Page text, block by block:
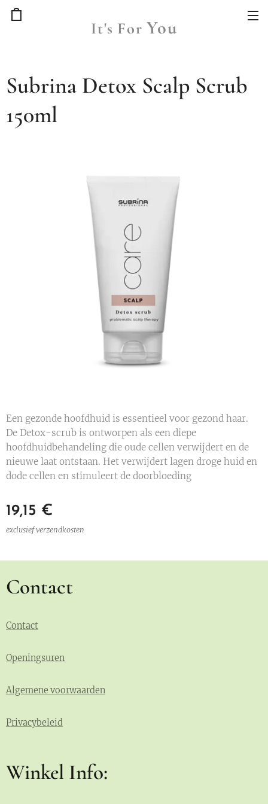
It's For You
Subrina Detox Scalp Scrub
150ml
Een gezonde hoofdhuid is essentieel voor gezond haar.
De Detox-scrub is ontworpen als een diepe
hoofdhuidbehandeling die oude cellen verwijdert en de
nieuwe laat ontstaan. Het verwijdert lagen droge huid en
dode cellen en stimuleert de doorbloeding
19,15 €
exclusief verzendkosten
Contact
Contact
Openingsuren
Algemene voorwaarden
Privacybeleid
Winkel Info: